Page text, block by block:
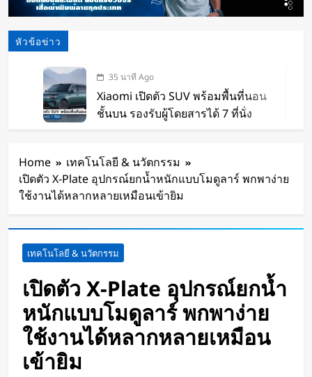
หัวข้อข่าว
35 นาที Ago
Xiaomi เปิดตัว SUV พร้อมพื้นที่นอน
ชั้นบน รองรับผู้โดยสารได้ 7 ที่นั่ง
อิเล็กทรอนิกส์” ที่รับรู้การสัมผัสและ
ซ่อมแซมตัวเองใต้น้ำได้
4 ชั่วโมง Ago
บินสำเร็จครั้งแรก
1 วัน Ago
BlaBlaCar เปิดให้บริการในไทย
แพลตฟอร์มคาร์พูลระหว่างเมือง ช่วย
หารค่าน้ำมันและค่าทางด่วน
1 วัน Ago
กำไรพุ่ง SK Hynix ทำสถิติสูงสุด
กวาดรายได้มากขึ้น 6 เท่า
Home
เทคโนโลยี & นวัตกรรม
เปิดตัว X-Plate อุปกรณ์ยกน้ำหนักแบบโมดูลาร์ พกพาง่าย
ใช้งานได้หลากหลายเหมือนเข้ายิม
เทคโนโลยี & นวัตกรรม
เปิดตัว X-Plate อุปกรณ์ยกน้ำ
หนักแบบโมดูลาร์ พกพาง่าย
ใช้งานได้หลากหลายเหมือน
เข้ายิม